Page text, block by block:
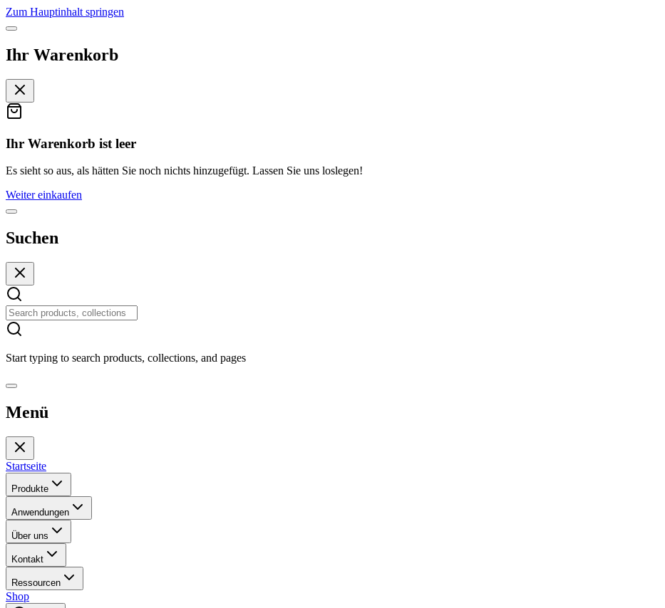
Zum Hauptinhalt springen
Ihr Warenkorb
Ihr Warenkorb ist leer
Es sieht so aus, als hätten Sie noch nichts hinzugefügt. Lassen Sie uns loslegen!
Weiter einkaufen
Suchen
Start typing to search products, collections, and pages
Menü
Startseite
Produkte
Anwendungen
Über uns
Kontakt
Ressourcen
Shop